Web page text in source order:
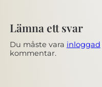
Lämna ett svar
Du måste vara inloggad
kommentar.